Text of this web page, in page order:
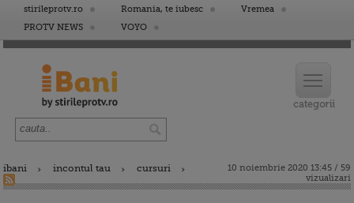
stirileprotv.ro Romania, te iubesc
Vremea
PROTV NEWS
VOYO
ibani incontul tau cursuri
10 noiembrie 2020 13:45 / 59
vizualizari